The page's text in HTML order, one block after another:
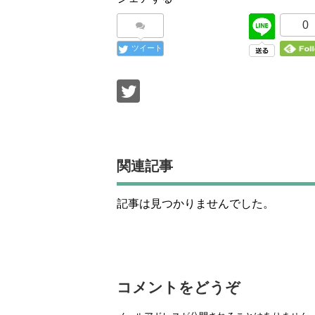
ツイート
0
関連記事
記事は見つかりませんでした。
コメントをどうぞ